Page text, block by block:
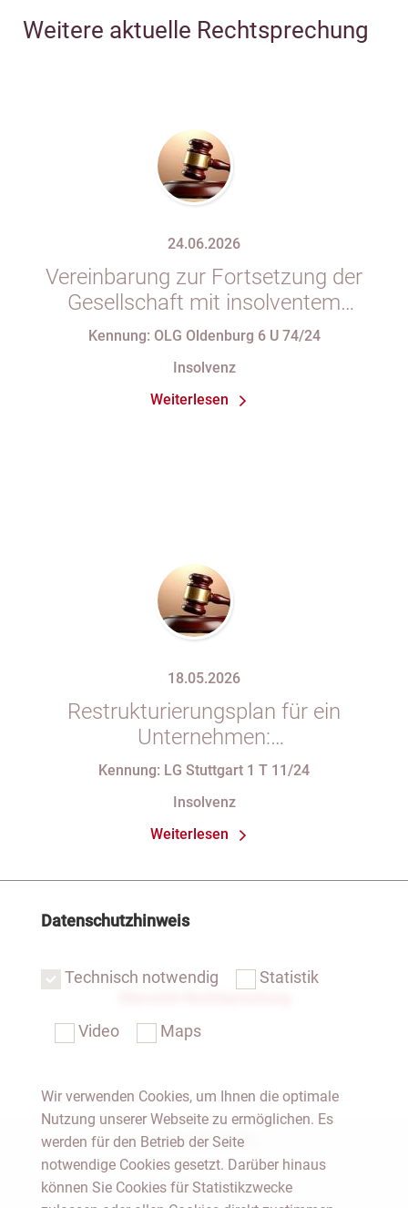
Weitere aktuelle Rechtsprechung
24.06.2026
Vereinbarung zur Fortsetzung der
Gesellschaft mit insolventem
Gesellschafter in Gesellschaftsvertrag
Kennung: OLG Oldenburg 6 U 74/24
Insolvenz
Weiterlesen
18.05.2026
Restrukturierungsplan für ein
Unternehmen:
Verfassungsbeschwerde gegen
Kennung: LG Stuttgart 1 T 11/24
Insolvenz
Weiterlesen
Notar Dresden
Fachgebiete
Datenschutzhinweis
Technisch notwendig Statistik
Video Maps
Wir verwenden Cookies, um Ihnen die optimale
Nutzung unserer Webseite zu ermöglichen. Es
werden für den Betrieb der Seite
notwendige Cookies gesetzt. Darüber hinaus
können Sie Cookies für Statistikzwecke